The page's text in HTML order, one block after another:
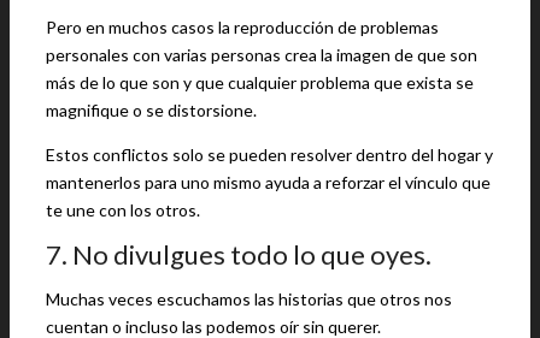
Pero en muchos casos la reproducción de problemas
personales con varias personas crea la imagen de que son
más de lo que son y que cualquier problema que exista se
magnifique o se distorsione.
Estos conflictos solo se pueden resolver dentro del hogar y
mantenerlos para uno mismo ayuda a reforzar el vínculo que
te une con los otros.
7. No divulgues todo lo que oyes.
Muchas veces escuchamos las historias que otros nos
cuentan o incluso las podemos oír sin querer.